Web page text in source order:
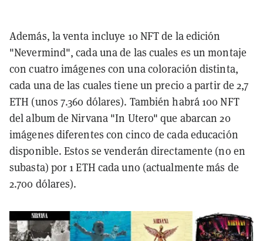
Además, la venta incluye 10 NFT de la edición
"Nevermind", cada una de las cuales es un montaje
con cuatro imágenes con una coloración distinta,
cada una de las cuales tiene un precio a partir de 2,7
ETH (unos 7.360 dólares). También habrá 100 NFT
del album de Nirvana "In Utero" que abarcan 20
imágenes diferentes con cinco de cada educación
disponible. Estos se venderán directamente (no en
subasta) por 1 ETH cada uno (actualmente más de
2.700 dólares).